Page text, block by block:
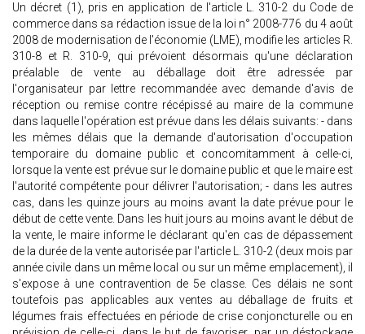
Un décret (1), pris en application de l'article L. 310-2 du Code de
commerce dans sa rédaction issue de la loi n° 2008-776 du 4 août
2008 de modernisation de l'économie (LME), modifie les articles R.
310-8 et R. 310-9, qui prévoient désormais qu'une déclaration
préalable de vente au déballage doit être adressée par
l'organisateur par lettre recommandée avec demande d'avis de
réception ou remise contre récépissé au maire de la commune
dans laquelle l'opération est prévue dans les délais suivants: - dans
les mêmes délais que la demande d'autorisation d'occupation
temporaire du domaine public et concomitamment à celle-ci,
lorsque la vente est prévue sur le domaine public et que le maire est
l'autorité compétente pour délivrer l'autorisation; - dans les autres
cas, dans les quinze jours au moins avant la date prévue pour le
début de cette vente. Dans les huit jours au moins avant le début de
la vente, le maire informe le déclarant qu'en cas de dépassement
de la durée de la vente autorisée par l'article L. 310-2 (deux mois par
année civile dans un même local ou sur un même emplacement), il
s'expose à une contravention de 5e classe. Ces délais ne sont
toutefois pas applicables aux ventes au déballage de fruits et
légumes frais effectuées en période de crise conjoncturelle ou en